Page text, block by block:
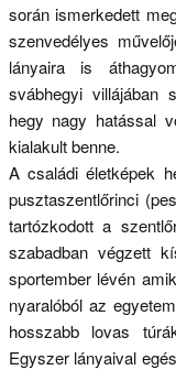
során ismerkedett
szenvedélyes
lányaira is
svábhegyi villájában
hegy nagy hatással
kialakult benne.
A családi életképek
pusztaszentlőrinci
tartózkodott a
szabadban végzett
sportember lévén
nyaralóból az
hosszabb lovas
Egyszer lányaival